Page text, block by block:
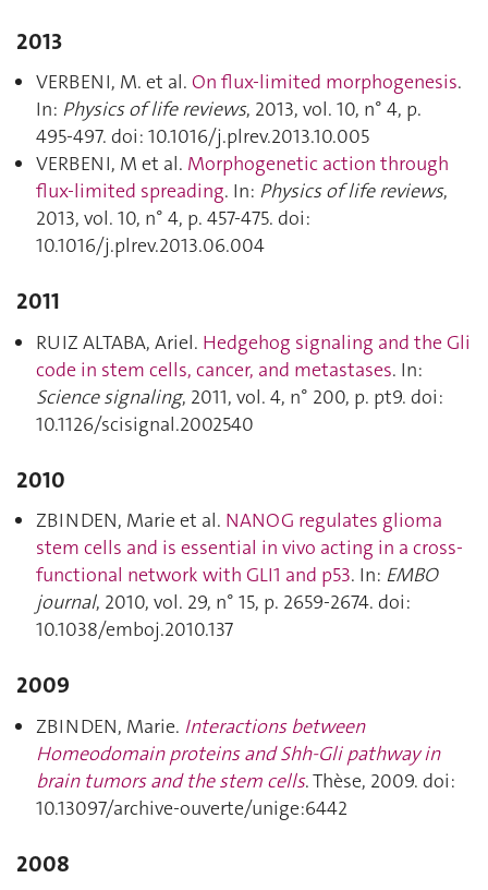
2013
VERBENI, M. et al. On flux-limited morphogenesis.
In: Physics of life reviews, 2013, vol. 10, n° 4, p.
495‑497. doi: 10.1016/j.plrev.2013.10.005
VERBENI, M et al. Morphogenetic action through
flux-limited spreading. In: Physics of life reviews,
2013, vol. 10, n° 4, p. 457‑475. doi:
10.1016/j.plrev.2013.06.004
2011
RUIZ ALTABA, Ariel. Hedgehog signaling and the Gli
code in stem cells, cancer, and metastases. In:
Science signaling, 2011, vol. 4, n° 200, p. pt9. doi:
10.1126/scisignal.2002540
2010
ZBINDEN, Marie et al. NANOG regulates glioma
stem cells and is essential in vivo acting in a cross-
functional network with GLI1 and p53. In: EMBO
journal, 2010, vol. 29, n° 15, p. 2659‑2674. doi:
10.1038/emboj.2010.137
2009
ZBINDEN, Marie. Interactions between
Homeodomain proteins and Shh-Gli pathway in
brain tumors and the stem cells. Thèse, 2009. doi:
10.13097/archive-ouverte/unige:6442
2008